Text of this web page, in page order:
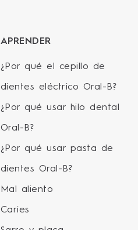
APRENDER
¿Por qué el cepillo de
dientes eléctrico Oral-B?
¿Por qué usar hilo dental
Oral-B?
¿Por qué usar pasta de
dientes Oral-B?
Mal aliento
Caries